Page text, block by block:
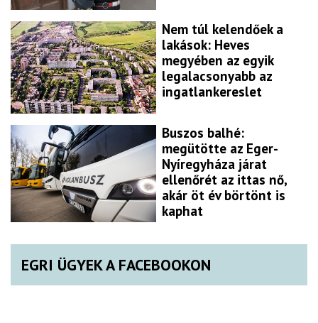
Nem túl kelendőek a
lakások: Heves
megyében az egyik
legalacsonyabb az
ingatlankereslet
Buszos balhé:
megütötte az Eger-
Nyíregyháza járat
ellenőrét az ittas nő,
akár öt év börtönt is
kaphat
EGRI ÜGYEK A FACEBOOKON